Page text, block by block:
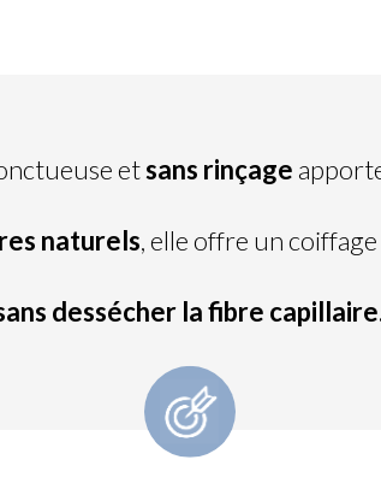
etsans rinçage
naturels, elle offre un
dessécher la fibre